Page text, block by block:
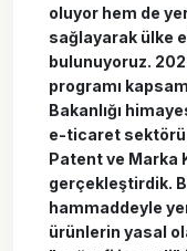
oluyor hem de
sağlayarak ülke
bulunuyoruz.
programı
Bakanlığı
e-ticaret sektörü
Patent ve Marka
gerçekleştirdik.
hammaddeyle
ürünlerin yasal